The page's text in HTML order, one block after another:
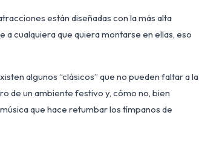
están diseñadas con la más alta
cualquiera que quiera montarse en ellas, eso
algunos “clásicos” que no pueden faltar a la
de un ambiente festivo y, cómo no, bien
que hace retumbar los tímpanos de